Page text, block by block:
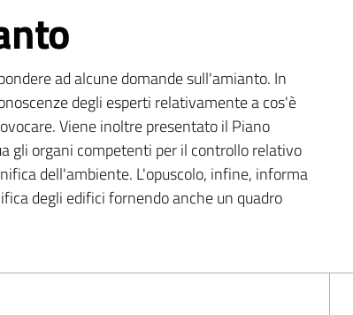
ad alcune domande sull'amianto. In
degli esperti relativamente a cos'è
Viene inoltre presentato il Piano
gli organi competenti per il controllo relativo
dell'ambiente. L'opuscolo, infine, informa
degli edifici fornendo anche un quadro